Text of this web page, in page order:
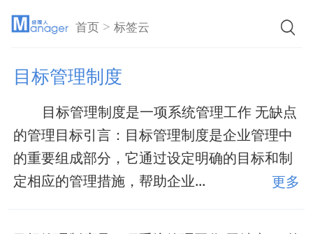
首页 >标签云
目标管理制度
目标管理制度是一项系统管理工作 无缺点
的管理目标引言：目标管理制度是企业管理中
的重要组成部分，它通过设定明确的目标和制
定相应的管理措施，帮助企业...
更多